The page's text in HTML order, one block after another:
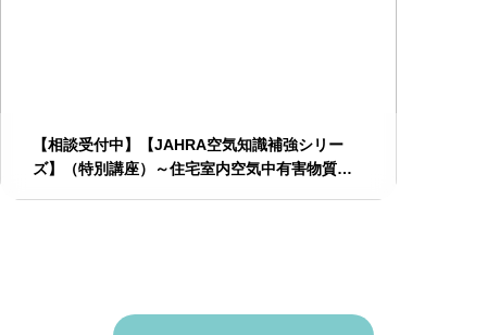
【相談受付中】【JAHRA空気知識補強シリー
ズ】（特別講座）～住宅室内空気中有害物質の